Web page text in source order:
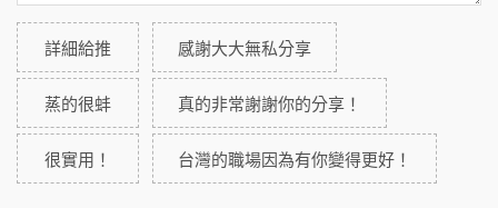
詳細給推 感謝大大無私分享
蒸的很蚌 真的非常謝謝你的分享！
很實用！ 台灣的職場因為有你變得更好！